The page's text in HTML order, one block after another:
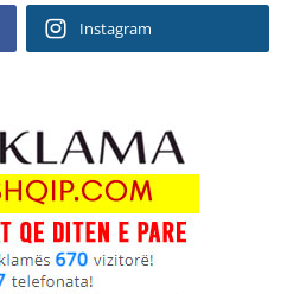
Instagram